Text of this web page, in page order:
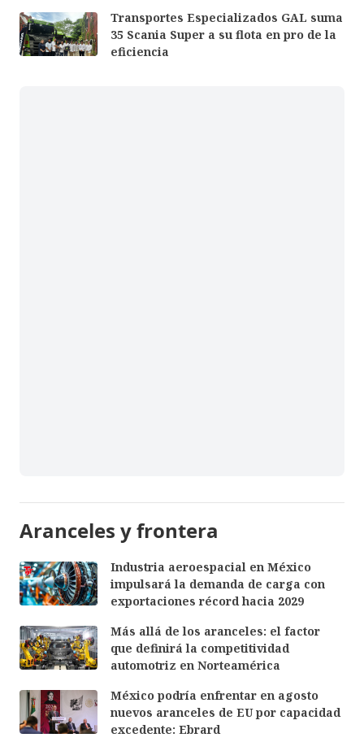
Transportes Especializados GAL suma
35 Scania Super a su flota en pro de la
eficiencia
Aranceles y frontera
Industria aeroespacial en México
impulsará la demanda de carga con
exportaciones récord hacia 2029
Más allá de los aranceles: el factor
que definirá la competitividad
automotriz en Norteamérica
México podría enfrentar en agosto
nuevos aranceles de EU por capacidad
excedente: Ebrard